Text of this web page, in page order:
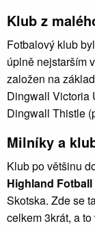
Klub z
Fotbalový klub
úplně nejstarším
založen na
Dingwall Victoria
Dingwall Thistle
Milníky a
Klub po většinu
Highland
Skotska. Zde se
celkem 3krát, a